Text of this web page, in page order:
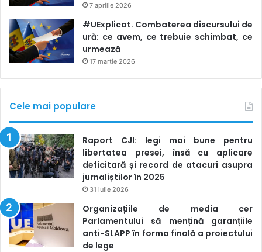
7 aprilie 2026
#UExplicat. Combaterea discursului de
ură: ce avem, ce trebuie schimbat, ce
urmează
17 martie 2026
Cele mai populare
Raport CJI: legi mai bune pentru
libertatea presei, însă cu aplicare
deficitară și record de atacuri asupra
jurnaliștilor în 2025
31 iulie 2026
Organizațiile de media cer
Parlamentului să mențină garanțiile
anti-SLAPP în forma finală a proiectului
de lege